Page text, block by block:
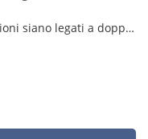
siano legati a doppio